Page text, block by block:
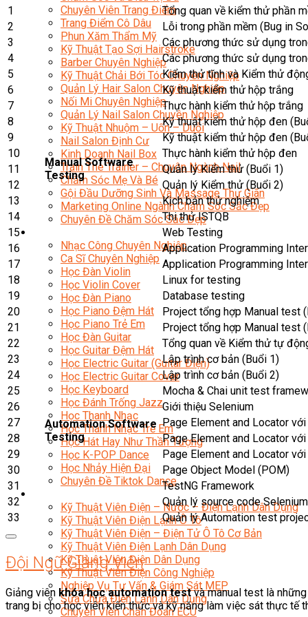
Chuyên Viên Trang Điểm
Trang Điểm Cô Dâu
Phun Xăm Thẩm Mỹ
Kỹ Thuật Tạo Sợi Hairstroke
Barber Chuyên Nghiệp
Kỹ Thuật Chải Bới Tóc Chuyên Nghiệp
Quản Lý Hair Salon Chuyên Nghiệp
Nối Mi Chuyên Nghiệp
Quản Lý Nail Salon Chuyên Nghiệp
Kỹ Thuật Nhuộm – Uốn – Duỗi
Nail Salon Định Cư
Kinh Doanh Nail Box
Train The Trainer – Chuyên Ngành Nail
Chăm Sóc Mẹ Và Bé
Gội Đầu Dưỡng Sinh Và Massage Thư Giãn
Marketing Online Ngành Chăm Sóc Sắc Đẹp
Chuyên Đề Chăm Sóc Sắc Đẹp
Nhạc Công Chuyên Nghiệp
Ca Sĩ Chuyên Nghiệp
Học Đàn Violin
Học Violin Cover
Học Đàn Piano
Học Piano Đệm Hát
Học Piano Trẻ Em
Học Đàn Guitar
Học Guitar Đệm Hát
Học Electric Guitar (Guitar Điện)
Học Electric Guitar Cover
Học Keyboard
Học Đánh Trống Jazz
Học Thanh Nhạc
Học Thanh Nhạc Trẻ Em
Học Hát Hay Như Thần Tượng
Học K-POP Dance
Học Nhảy Hiện Đại
Chuyên Đề Tiktok Dance
Kỹ Thuật Viên Điện – Nước – Điện Lạnh Dân Dụng
Kỹ Thuật Viên Điện Lạnh Ô Tô
Kỹ Thuật Viên Điện – Điện Tử Ô Tô Cơ Bản
Kỹ Thuật Viên Điện Lạnh Dân Dụng
Kỹ Thuật Viên Điện Dân Dụng
Kỹ Thuật Viên Điện Công Nghiệp
Nghiệp Vụ Tư Vấn & Giám Sát MEP
Sửa Chữa Điện Lạnh Dân Dụng
Chuyên Viên Chẩn Đoán ECU
1
Manual Software
Testing
Tổng quan về kiểm thử phần
2
Lỗi trong phần mềm (Bug in
3
Các phương thức sử dụng
4
Các phương thức sử dụng
5
Kiểm thử tĩnh và Kiểm thử
6
Kỹ thuật kiểm thử hộp trắng
7
Thực hành kiểm thử hộp trắng
8
Kỹ thuật kiểm thử hộp đen
9
Kỹ thuật kiểm thử hộp đen
10
Thực hành kiểm thử hộp đen
11
Quản lý Kiểm thử (Buổi 1)
12
Quản lý Kiểm thử (Buổi 2)
13
Kịch bản thử nghiệm
14
Thi thử ISTQB
15
Web Testing
16
Application Programming
17
Application Programming
18
Linux for testing
19
Database testing
20
Project tổng hợp Manual test
21
Project tổng hợp Manual test
22
Automation Software
Testing
Tổng quan về Kiểm thử tự
23
Lập trình cơ bản (Buổi 1)
24
Lập trình cơ bản (Buổi 2)
25
Mocha & Chai unit test
26
Giới thiệu Selenium
27
Page Element and Locator
28
Page Element and Locator
29
Page Element and Locator
30
Page Object Model (POM)
31
TestNG Framework
32
Quản lý source code
33
Quản lý Automation test
Đội Ngũ Giảng Viên
Giảng viên khóa học automation testvà manual test là
trang bị cho học viên kiến thức và kỹ năng làm việc sát thực tế